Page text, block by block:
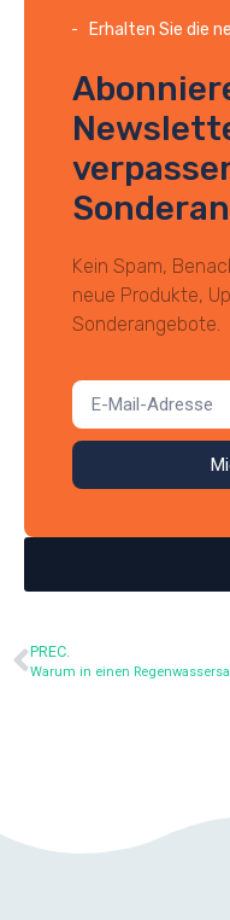
Erhalten Sie die
Kein Spam,
neue Produkte,
Sonderangebote.
PREC.